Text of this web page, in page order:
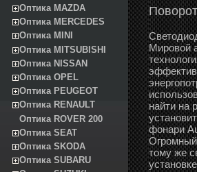
Оптика MAZDA
Оптика MERCEDES
Оптика MINI
Оптика MITSUBISHI
Оптика NISSAN
Оптика OPEL
Оптика PEUGEOT
Оптика RENAULT
Оптика ROVER 200
Оптика SEAT
Оптика SKODA
Оптика SUBARU
Мировой
найти на
фонари
тому же